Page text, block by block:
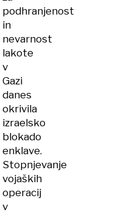
podhranjenost
in
nevarnost
lakote
v
Gazi
danes
okrivila
izraelsko
blokado
enklave.
Stopnjevanje
vojaških
operacij
v